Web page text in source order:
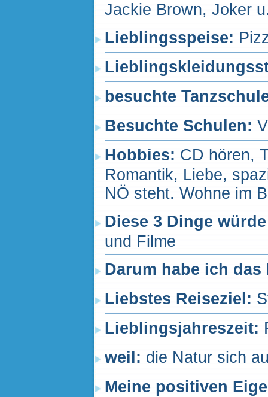
Jackie Brown, Joker
Lieblingsspeise:
besuchte
Besuchte Schulen:
Hobbies: CD hören,
Romantik, Liebe,
NÖ steht. Wohne im
Diese 3 Dinge
und Filme
Darum habe ich
Liebstes Reiseziel:
Lieblingsjahreszeit:
weil: die Natur sich
Meine positiven